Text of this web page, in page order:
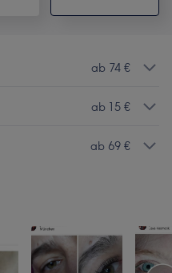
ab 74 €
ab 15 €
ab 69 €